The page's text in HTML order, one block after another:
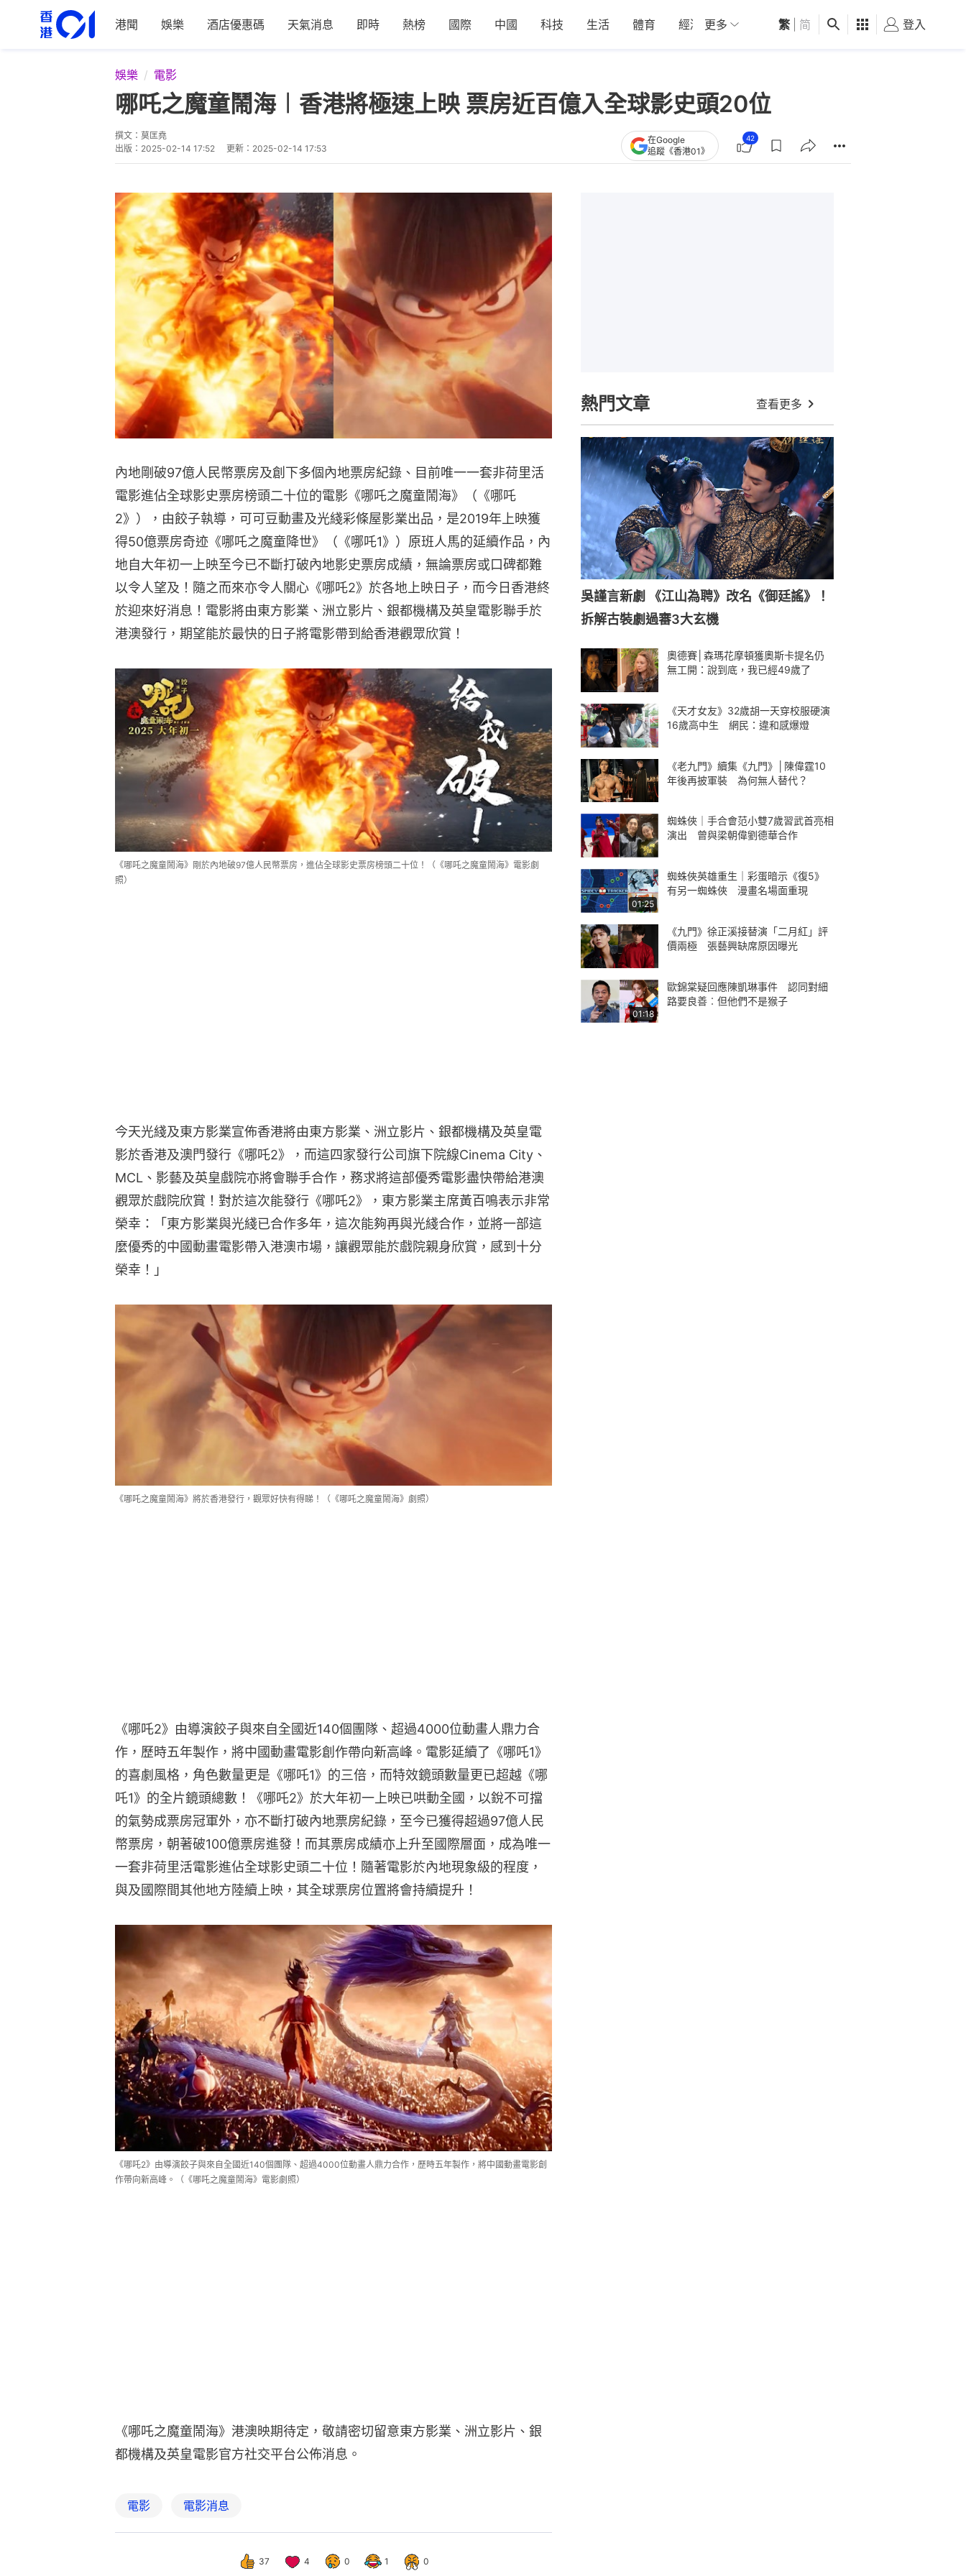
港聞 娛樂 酒店優惠碼 天氣消息 即時 熱榜 國際 中國 科技 生活 體育 經濟 01深圳 觀點 健康 好食玩飛
更多 繁 简 登入
娛樂 電影
哪吒之魔童鬧海︱香港將極速上映 票房近百億入全球影史頭20位
撰文： 莫匡堯
出版： 2025-02-14 17:52 更新： 2025-02-14 17:53
在Google
追蹤《香港01》
42
內地剛破97億人民幣票房及創下多個內地票房紀錄、目前唯一一套非荷里活
電影進佔全球影史票房榜頭二十位的電影《哪吒之魔童鬧海》（《哪吒
2》），由餃子執導，可可豆動畫及光綫彩條屋影業出品，是2019年上映獲
得50億票房奇迹《哪吒之魔童降世》（《哪吒1》）原班人馬的延續作品，內
地自大年初一上映至今已不斷打破內地影史票房成績，無論票房或口碑都難
以令人望及！隨之而來亦令人關心《哪吒2》於各地上映日子，而今日香港終
於迎來好消息！電影將由東方影業、洲立影片、銀都機構及英皇電影聯手於
港澳發行，期望能於最快的日子將電影帶到給香港觀眾欣賞！
《哪吒之魔童鬧海》剛於內地破97億人民幣票房，進佔全球影史票房榜頭二十位！（《哪吒之魔童鬧海》電影劇
照）
今天光綫及東方影業宣佈香港將由東方影業、洲立影片、銀都機構及英皇電
影於香港及澳門發行《哪吒2》，而這四家發行公司旗下院線Cinema City、
MCL、影藝及英皇戲院亦將會聯手合作，務求將這部優秀電影盡快帶給港澳
觀眾於戲院欣賞！對於這次能發行《哪吒2》，東方影業主席黃百鳴表示非常
榮幸：「東方影業與光綫已合作多年，這次能夠再與光綫合作，並將一部這
麼優秀的中國動畫電影帶入港澳市場，讓觀眾能於戲院親身欣賞，感到十分
榮幸！」
《哪吒之魔童鬧海》將於香港發行，觀眾好快有得睇！（《哪吒之魔童鬧海》劇照）
《哪吒2》由導演餃子與來自全國近140個團隊、超過4000位動畫人鼎力合
作，歷時五年製作，將中國動畫電影創作帶向新高峰。電影延續了《哪吒1》
的喜劇風格，角色數量更是《哪吒1》的三倍，而特效鏡頭數量更已超越《哪
吒1》的全片鏡頭總數！《哪吒2》於大年初一上映已哄動全國，以銳不可擋
的氣勢成票房冠軍外，亦不斷打破內地票房紀錄，至今已獲得超過97億人民
幣票房，朝著破100億票房進發！而其票房成績亦上升至國際層面，成為唯一
一套非荷里活電影進佔全球影史頭二十位！隨著電影於內地現象級的程度，
與及國際間其他地方陸續上映，其全球票房位置將會持續提升！
《哪吒2》由導演餃子與來自全國近140個團隊、超過4000位動畫人鼎力合作，歷時五年製作，將中國動畫電影創
作帶向新高峰。（《哪吒之魔童鬧海》電影劇照）
《哪吒之魔童鬧海》港澳映期待定，敬請密切留意東方影業、洲立影片、銀
都機構及英皇電影官方社交平台公佈消息。
電影 電影消息
37 4 0 1 0
熱門文章 查看更多
吳謹言新劇 《江山為聘》改名《御廷謠》！
拆解古裝劇過審3大玄機
奧德賽│森瑪花摩頓獲奧斯卡提名仍
無工開：說到底，我已經49歲了
《天才女友》32歲胡一天穿校服硬演
16歲高中生 網民：違和感爆燈
《老九門》續集《九門》│陳偉霆10
年後再披軍裝 為何無人替代？
蜘蛛俠｜手合會范小雙7歲習武首亮相
演出 曾與梁朝偉劉德華合作
01:25
蜘蛛俠英雄重生｜彩蛋暗示《復5》
有另一蜘蛛俠 漫畫名場面重現
《九門》徐正溪接替演「二月紅」評
價兩極 張藝興缺席原因曝光
01:18
歐錦棠疑回應陳凱琳事件 認同對細
路要良善︰但他們不是猴子